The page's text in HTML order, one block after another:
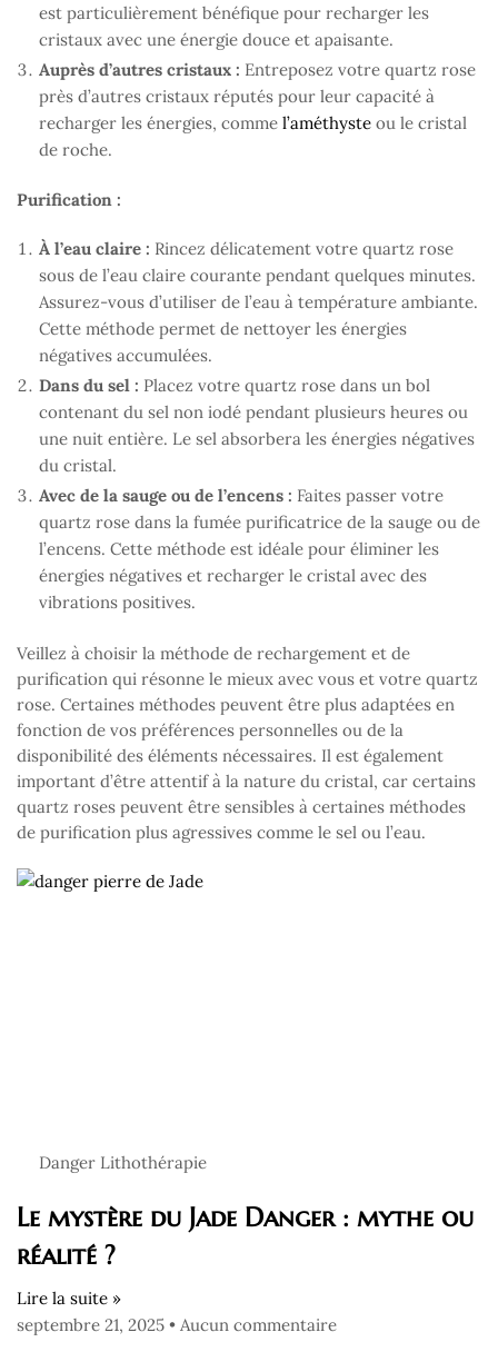
est particulièrement bénéfique pour recharger les
cristaux avec une énergie douce et apaisante.
Auprès d’autres cristaux : Entreposez votre quartz rose
près d’autres cristaux réputés pour leur capacité à
recharger les énergies, comme l’améthyste ou le cristal
de roche.
Purification :
À l’eau claire : Rincez délicatement votre quartz rose
sous de l’eau claire courante pendant quelques minutes.
Assurez-vous d’utiliser de l’eau à température ambiante.
Cette méthode permet de nettoyer les énergies
négatives accumulées.
Dans du sel : Placez votre quartz rose dans un bol
contenant du sel non iodé pendant plusieurs heures ou
une nuit entière. Le sel absorbera les énergies négatives
du cristal.
Avec de la sauge ou de l’encens : Faites passer votre
quartz rose dans la fumée purificatrice de la sauge ou de
l’encens. Cette méthode est idéale pour éliminer les
énergies négatives et recharger le cristal avec des
vibrations positives.
Veillez à choisir la méthode de rechargement et de
purification qui résonne le mieux avec vous et votre quartz
rose. Certaines méthodes peuvent être plus adaptées en
fonction de vos préférences personnelles ou de la
disponibilité des éléments nécessaires. Il est également
important d’être attentif à la nature du cristal, car certains
quartz roses peuvent être sensibles à certaines méthodes
de purification plus agressives comme le sel ou l’eau.
Danger Lithothérapie
Le mystère du Jade Danger : mythe ou
réalité ?
Lire la suite »
septembre 21, 2025
Aucun commentaire